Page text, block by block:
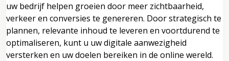
uw bedrijf helpen groeien door meer zichtbaarheid,
verkeer en conversies te genereren. Door strategisch te
plannen, relevante inhoud te leveren en voortdurend te
optimaliseren, kunt u uw digitale aanwezigheid
versterken en uw doelen bereiken in de online wereld.